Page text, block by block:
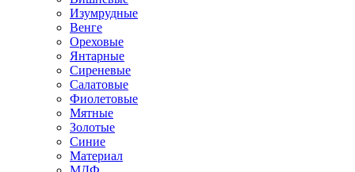
Изумрудные
Венге
Ореховые
Янтарные
Сиреневые
Салатовые
Фиолетовые
Мятные
Золотые
Синие
Материал